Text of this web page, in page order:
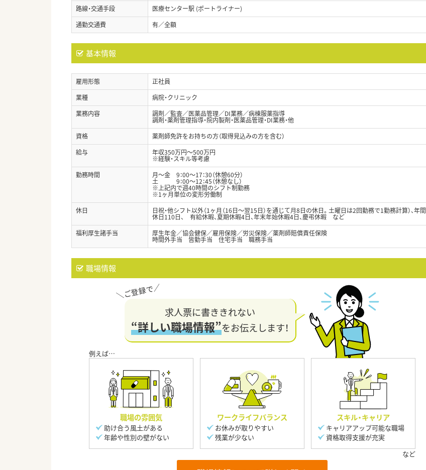
路線・交通手段
医療センター駅 (ポートライナー)
通勤交通費
有／全額
基本情報
雇用形態
正社員
業種
病院・クリニック
業務内容
調剤／監査／医薬品管理／DI業務／病棟服薬指導
調剤・薬剤管理指導・院内製剤・医薬品管理・DI業務・他
資格
薬剤師免許をお持ちの方（取得見込みの方を含む）
給与
年収350万円～500万円
※経験・スキル等考慮
勤務時間
月～金 9：00～17：30（休憩60分）
土 9：00～12：45（休憩なし）
※上記内で週40時間のシフト制勤務
※1ヶ月単位の変形労働制
休日
日祝・他シフト以外（1ヶ月（16日～翌15日）を通じて月8日の休日。土曜日は2回勤務で1勤務計算）、年間
休日110日、 有給休暇、夏期休暇4日、年末年始休暇4日、慶弔休暇 など
福利厚生諸手当
厚生年金／協会健保／雇用保険／労災保険／薬剤師賠償責任保険
時間外手当 皆勤手当 住宅手当 職務手当
職場情報
求人票に書ききれない
“詳しい職場情報”をお伝えします！
職場の雰囲気
助け合う風土がある
年齢や性別の壁がない
ワークライフバランス
お休みが取りやすい
残業が少ない
スキル・キャリア
キャリアアップ可能な職場
資格取得支援が充実